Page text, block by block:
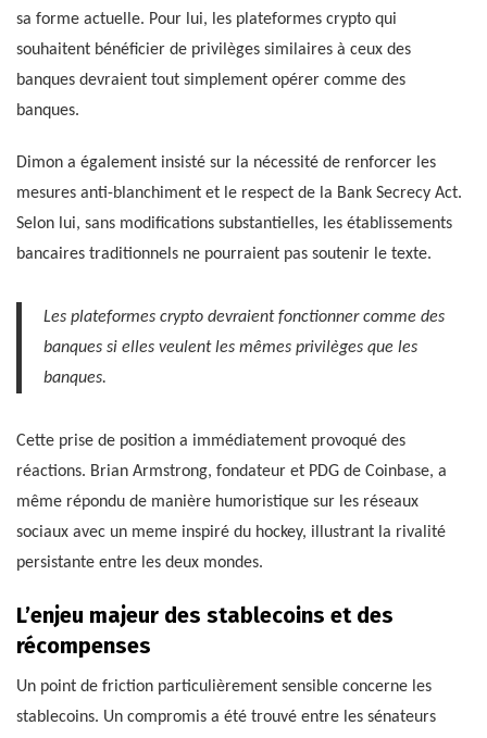
sa forme actuelle. Pour lui, les plateformes crypto qui
souhaitent bénéficier de privilèges similaires à ceux des
banques devraient tout simplement opérer comme des
banques.
Dimon a également insisté sur la nécessité de renforcer les
mesures anti-blanchiment et le respect de la Bank Secrecy Act.
Selon lui, sans modifications substantielles, les établissements
bancaires traditionnels ne pourraient pas soutenir le texte.
Les plateformes crypto devraient fonctionner comme des
banques si elles veulent les mêmes privilèges que les
banques.
Cette prise de position a immédiatement provoqué des
réactions. Brian Armstrong, fondateur et PDG de Coinbase, a
même répondu de manière humoristique sur les réseaux
sociaux avec un meme inspiré du hockey, illustrant la rivalité
persistante entre les deux mondes.
L’enjeu majeur des stablecoins et des
récompenses
Un point de friction particulièrement sensible concerne les
stablecoins. Un compromis a été trouvé entre les sénateurs